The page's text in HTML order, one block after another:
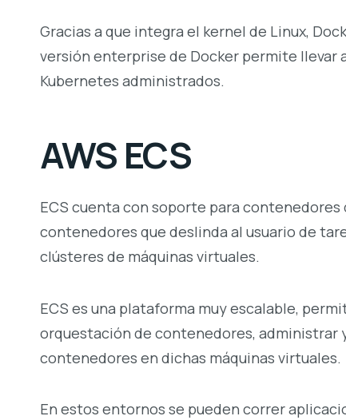
Gracias a que integra el kernel de Linux,
versión enterprise de Docker permite llevar
Kubernetes administrados.
AWS ECS
ECS cuenta con soporte para
contenedores que deslinda al usuario de
clústeres de máquinas virtuales.
ECS es una plataforma muy escalable,
orquestación de contenedores, administrar
contenedores en dichas máquinas virtuales.
En estos entornos se pueden correr